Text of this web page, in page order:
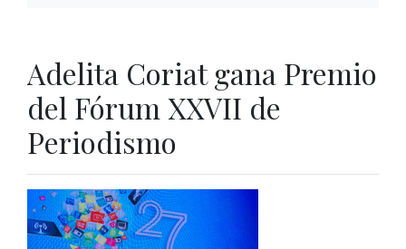
Adelita Coriat gana Premio
del Fórum XXVII de
Periodismo